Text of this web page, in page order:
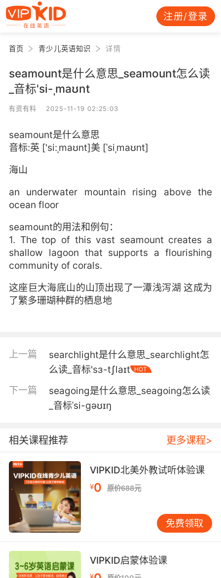
注册/登录
首页 青少儿英语知识 详情
seamount是什么意思_seamount怎么读
_音标'si-ˌmaʊnt
有资有料 2025-11-19 02:25:03
seamount是什么意思
音标:英 ['si:ˌmaʊnt]美 [ˈsiˌmaʊnt]
海山
an underwater mountain rising above the
ocean floor
seamount的用法和例句：
1. The top of this vast seamount creates a
shallow lagoon that supports a flourishing
community of corals.
这座巨大海底山的山顶出现了一潭浅泻湖 这成为
了繁多珊瑚种群的栖息地
上一篇
searchlight是什么意思_searchlight怎
么读_音标'sɜ-tʃlaɪt
HOT
下一篇
seagoing是什么意思_seagoing怎么读
_音标ˈsi-gəʊɪŋ
相关课程推荐 更多课程>
VIPKID北美外教试听体验课
¥0 原价688元
免费领取
VIPKID启蒙体验课
¥